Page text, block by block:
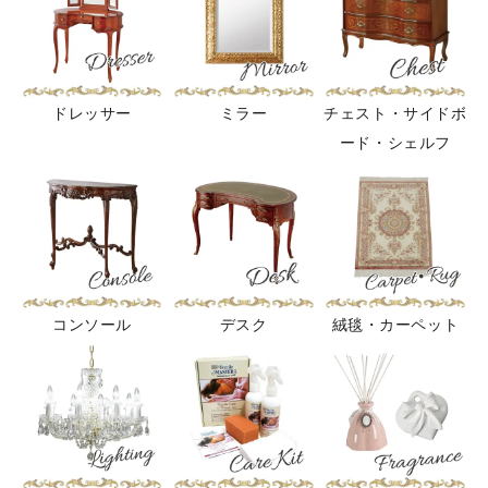
ドレッサー ミラー
チェスト・サイドボ
ード・シェルフ
コンソール デスク 絨毯・カーペット